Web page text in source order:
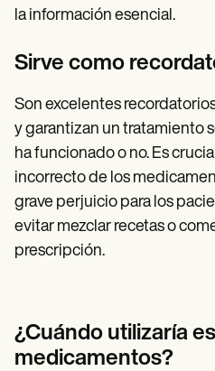
la información esencial.
Sirve como
Son excelentes
y garantizan un tratamiento
ha funcionado o no. Es
incorrecto de los
grave perjuicio para los
evitar mezclar recetas o
prescripción.
¿Cuándo utilizaría
medicamentos?